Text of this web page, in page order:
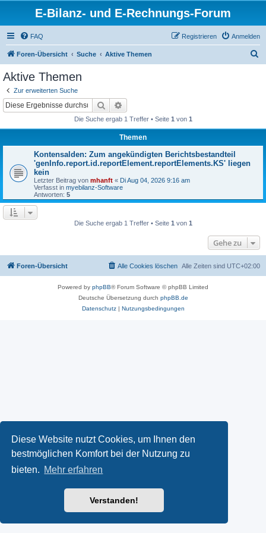
Diese Website nutzt Cookies, um Ihnen den
bestmöglichen Komfort bei der Nutzung zu
bieten. Mehr erfahren
Verstanden!
E-Bilanz- und E-Rechnungs-Forum
FAQ Anmelden
Registrieren
Foren-Übersicht Suche Aktive Themen
Aktive Themen
Zur erweiterten Suche
Suche
Die Suche ergab 1 Treffer • Seite 1 von 1
Themen
Kontensalden: Zum angekündigten Berichtsbestandteil
'genInfo.report.id.reportElement.reportElements.KS' liegen
kein
Letzter Beitrag von mhanft « Di Aug 04, 2026 9:16 am
Verfasst in myebilanz-Software
Antworten: 5
Die Suche ergab 1 Treffer • Seite 1 von 1
Gehe zu
Foren-Übersicht Alle Zeiten sind UTC+02:00
Alle Cookies löschen
Powered by phpBB® Forum Software © phpBB Limited
Deutsche Übersetzung durch phpBB.de
Datenschutz| Nutzungsbedingungen